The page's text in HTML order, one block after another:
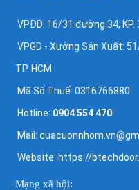
VPĐD: 16/31 đường 34, KP.
VPGD - Xưởng Sản Xuất:
TP. HCM
Mã Số Thuế: 0316766880
Hotline: 0904 554 470
Mail:
Website: https://
Mạng xã hội: